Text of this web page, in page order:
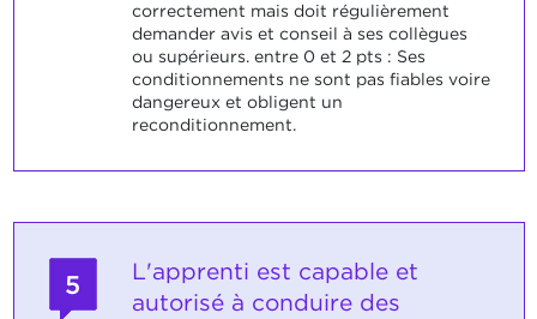
correctement mais doit régulièrement
demander avis et conseil à ses collègues
ou supérieurs. entre 0 et 2 pts : Ses
conditionnements ne sont pas fiables voire
dangereux et obligent un
reconditionnement.
5
L'apprenti est capable et
autorisé à conduire des